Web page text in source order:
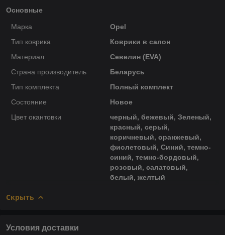
Основные
Марка
Opel
Тип коврика
Коврики в салон
Материал
Севелин (EVA)
Страна производитель
Беларусь
Тип комплекта
Полный комплект
Состояние
Новое
Цвет окантовки
черный, бежевый, Зеленый,
красный, серый,
коричневый, оранжевый,
фиолетовый, Синий, темно-
синий, темно-бордовый,
розовый, салатовый,
белый, желтый
Скрыть
Условия доставки